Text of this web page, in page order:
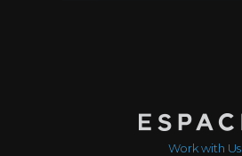
Work with Us